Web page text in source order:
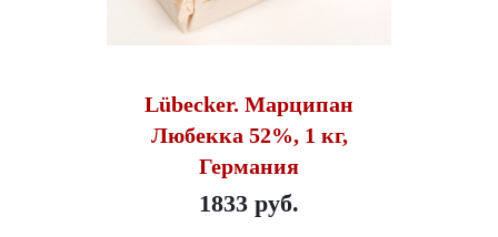
Lübecker. Марципан
Любекка 52%, 1 кг,
Германия
1833 руб.